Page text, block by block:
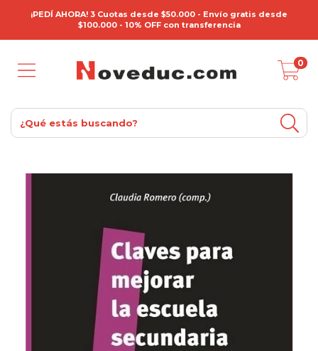
¡PEDÍ AHORA! 3 Cuotas desde $50.000 - Envío gratis desde
$100.000 - 10% OFF con transferencia
0